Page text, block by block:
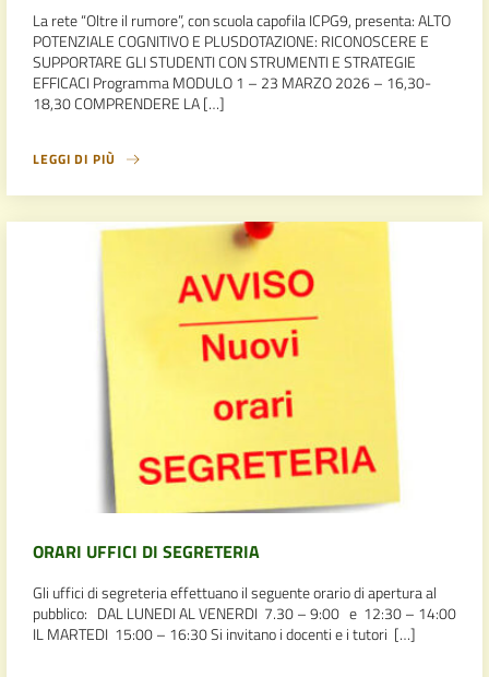
La rete “Oltre il rumore”, con scuola capofila ICPG9, presenta: ALTO
POTENZIALE COGNITIVO E PLUSDOTAZIONE: RICONOSCERE E
SUPPORTARE GLI STUDENTI CON STRUMENTI E STRATEGIE
EFFICACI Programma MODULO 1 – 23 MARZO 2026 – 16,30-
18,30 COMPRENDERE LA […]
LEGGI DI PIÙ
ORARI UFFICI DI SEGRETERIA
Gli uffici di segreteria effettuano il seguente orario di apertura al
pubblico: DAL LUNEDI AL VENERDI 7.30 – 9:00 e 12:30 – 14:00
IL MARTEDI 15:00 – 16:30 Si invitano i docenti e i tutori […]